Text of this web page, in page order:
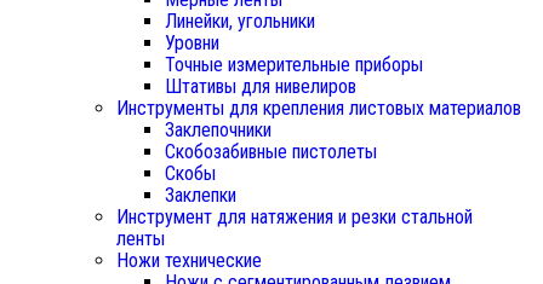
Линейки, угольники
Уровни
Точные измерительные приборы
Штативы для нивелиров
Инструменты для крепления листовых материалов
Заклепочники
Скобозабивные пистолеты
Скобы
Заклепки
Инструмент для натяжения и резки стальной
ленты
Ножи технические